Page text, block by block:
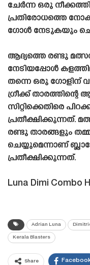
ചേർന്ന ഒരു
പ്രതിരോധത്തെ
ഗോൾ നേടുകയും
ആദ്യത്തെ രണ്ടു
നേടിയപ്പോൾ
തന്നെ ഒരു ഗോളിന്
ഗ്രീക്ക്
സിറ്റിക്കെതിരെ
പ്രതീക്ഷിക്കുന്നത്.
രണ്ടു താരങ്ങളും
ചെയ്യുമെന്നാണ്
പ്രതീക്ഷിക്കുന്നത്.
Luna Dimi Combo
Adrian Luna
Kerala Blasters
Share